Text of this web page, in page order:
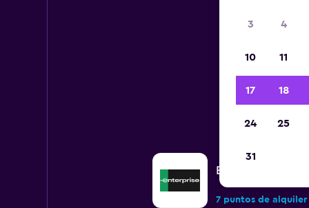
Enterprise Rent-A-
7 puntos de alquiler
3 4
10 11
17 18
24 25
31